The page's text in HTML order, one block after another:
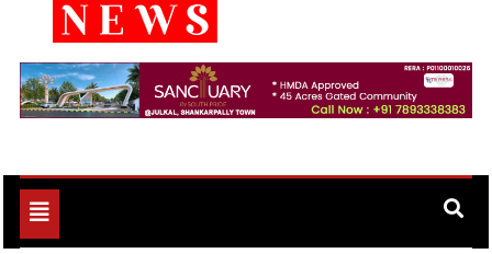
Allin1news
Toggle
navigation